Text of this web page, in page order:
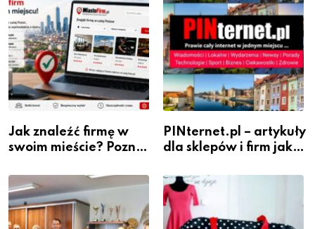
Jak znaleźć firmę w
swoim mieście? Poznaj
PINternet.pl – artykuły
dla sklepów i firm jako
widoczność